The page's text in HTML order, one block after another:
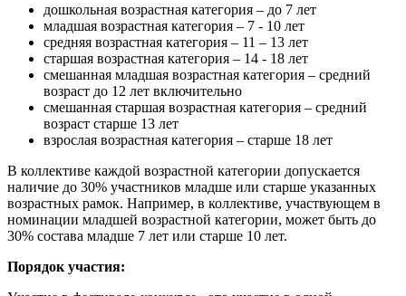
дошкольная возрастная категория – до 7 лет
младшая возрастная категория – 7 - 10 лет
средняя возрастная категория – 11 – 13 лет
старшая возрастная категория – 14 - 18 лет
смешанная младшая возрастная категория – средний
возраст до 12 лет включительно
смешанная старшая возрастная категория – средний
возраст старше 13 лет
взрослая возрастная категория – старше 18 лет
В коллективе каждой возрастной категории допускается
наличие до 30% участников младше или старше указанных
возрастных рамок. Например, в коллективе, участвующем в
номинации младшей возрастной категории, может быть до
30% состава младше 7 лет или старше 10 лет.
Порядок участия: